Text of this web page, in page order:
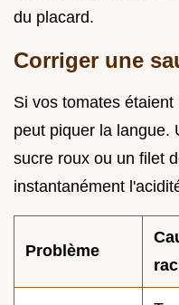
du placard.
Corriger une
Si vos tomates
peut piquer la langue.
sucre roux ou un filet
instantanément
Problème